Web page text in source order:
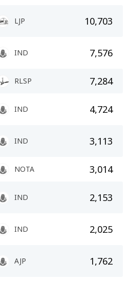
LJP 10,703
IND 7,576
RLSP 7,284
IND 4,724
IND 3,113
NOTA 3,014
IND 2,153
IND 2,025
AJP 1,762